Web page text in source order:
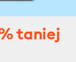
taniej